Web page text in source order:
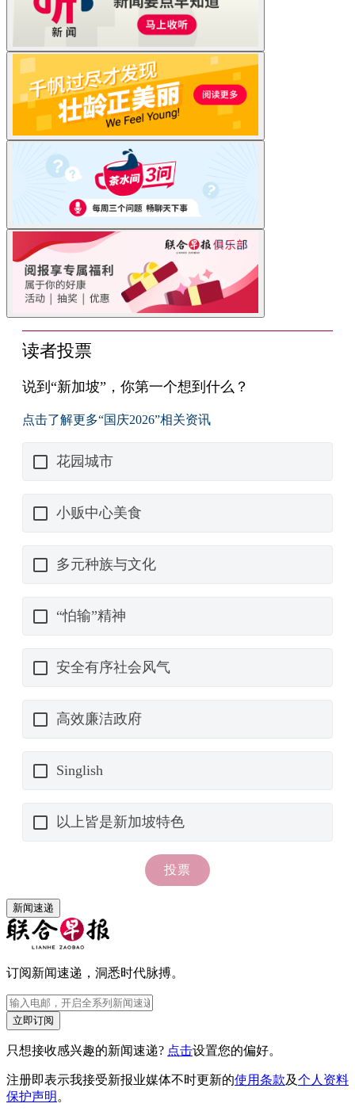
新闻速递
订阅新闻速递，洞悉时代脉搏。
立即订阅
只想接收感兴趣的新闻速递? 点击设置您的偏好。
注册即表示我接受新报业媒体不时更新的使用条款及个人资料
保护声明。